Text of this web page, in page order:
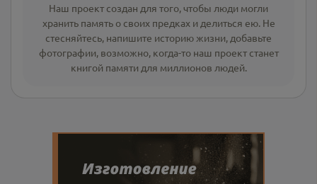
Наш проект создан для того, чтобы люди могли
хранить память о своих предках и делиться ею. Не
стесняйтесь, напишите историю жизни, добавьте
фотографии, возможно, когда-то наш проект станет
книгой памяти для миллионов людей.